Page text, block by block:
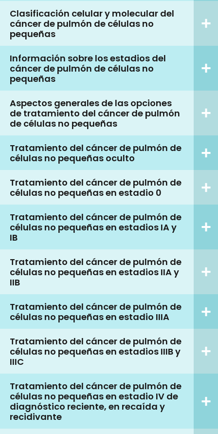
Clasificación celular y molecular del
cáncer de pulmón de células no
pequeñas
Información sobre los estadios del
cáncer de pulmón de células no
pequeñas
Aspectos generales de las opciones
de tratamiento del cáncer de pulmón
de células no pequeñas
Tratamiento del cáncer de pulmón de
células no pequeñas oculto
Tratamiento del cáncer de pulmón de
células no pequeñas en estadio 0
Tratamiento del cáncer de pulmón de
células no pequeñas en estadios IA y
IB
Tratamiento del cáncer de pulmón de
células no pequeñas en estadios IIA y
IIB
Tratamiento del cáncer de pulmón de
células no pequeñas en estadio IIIA
Tratamiento del cáncer de pulmón de
células no pequeñas en estadios IIIB y
IIIC
Tratamiento del cáncer de pulmón de
células no pequeñas en estadio IV de
diagnóstico reciente, en recaída y
recidivante